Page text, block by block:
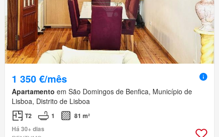
1 350 €/mês
Apartamento em São Domingos de Benfica, Município de
Lisboa, Distrito de Lisboa
T2 1
81 m²
Há 30+ dias